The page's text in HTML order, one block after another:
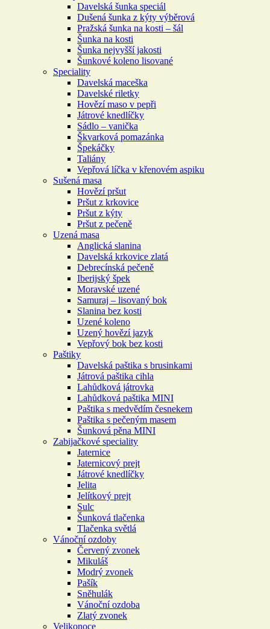
Davelská šunka speciál
Dušená šunka z kýty výběrová
Pražská šunka na kosti – šál
Šunka na kosti
Šunka nejvyšší jakosti
Šunkové koleno lisované
Speciality
Davelská maceška
Davelské riletky
Hovězí maso v pepři
Játrové knedlíčky
Sádlo – vanička
Škvarková pomazánka
Špekáčky
Taliány
Vepřová líčka v křenovém aspiku
Sušená masa
Hovězí pršut
Pršut z krkovice
Pršut z kýty
Pršut z pečeně
Uzená masa
Anglická slanina
Davelská krkovice zlatá
Debrecínská pečeně
Iberijský špek
Moravské uzené
Samuraj – lisovaný bok
Slanina bez kosti
Uzené koleno
Uzený hovězí jazyk
Vepřový bok bez kosti
Paštiky
Davelská paštika s brusinkami
Játrová paštika cihla
Lahůdková játrovka
Lahůdková paštika MINI
Paštika s medvědím česnekem
Paštika s pečeným masem
Šunková pěna MINI
Zabijačkové speciality
Jaternice
Jaternicový prejt
Játrové knedlíčky
Jelita
Jelítkový prejt
Sulc
Šunková tlačenka
Tlačenka světlá
Vánoční ozdoby
Červený zvonek
Mikuláš
Modrý zvonek
Pašík
Sněhulák
Vánoční ozdoba
Zlatý zvonek
Velikonoce